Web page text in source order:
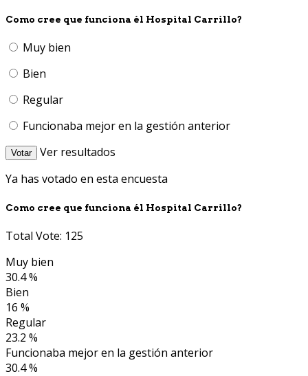
Como cree que funciona él Hospital Carrillo?
Muy bien
Bien
Regular
Funcionaba mejor en la gestión anterior
Votar
Ver resultados
Ya has votado en esta encuesta
Como cree que funciona él Hospital Carrillo?
Total Vote: 125
Muy bien
30.4 %
Bien
16 %
Regular
23.2 %
Funcionaba mejor en la gestión anterior
30.4 %